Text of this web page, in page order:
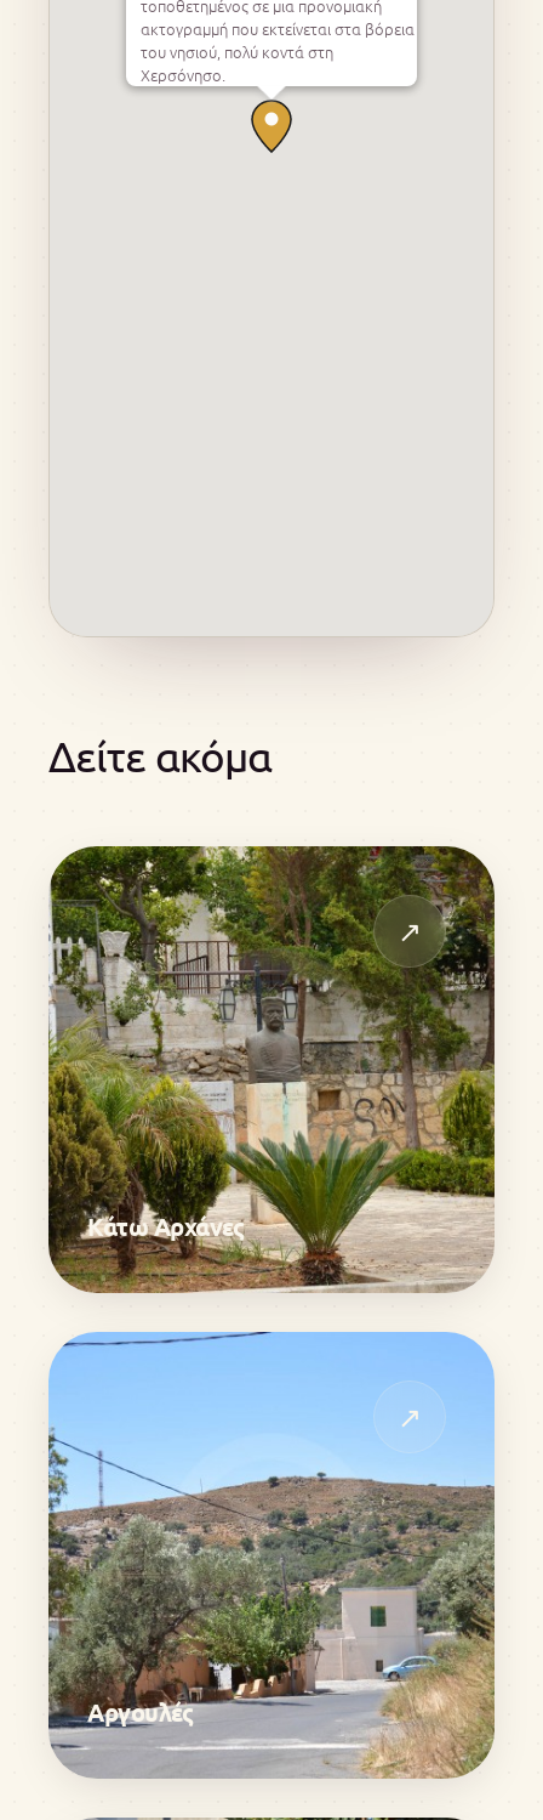
τοποθετημένος σε μια προνομιακή
ακτογραμμή που εκτείνεται στα βόρεια
του νησιού, πολύ κοντά στη
Χερσόνησο.
Δείτε ακόμα
↗
Κάτω Αρχάνες
↗
Αργουλές